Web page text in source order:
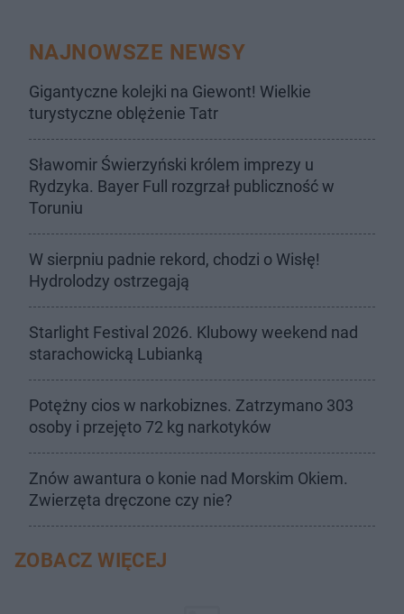
NAJNOWSZE NEWSY
Gigantyczne kolejki na Giewont! Wielkie
turystyczne oblężenie Tatr
Sławomir Świerzyński królem imprezy u
Rydzyka. Bayer Full rozgrzał publiczność w
Toruniu
W sierpniu padnie rekord, chodzi o Wisłę!
Hydrolodzy ostrzegają
Starlight Festival 2026. Klubowy weekend nad
starachowicką Lubianką
Potężny cios w narkobiznes. Zatrzymano 303
osoby i przejęto 72 kg narkotyków
Znów awantura o konie nad Morskim Okiem.
Zwierzęta dręczone czy nie?
ZOBACZ WIĘCEJ